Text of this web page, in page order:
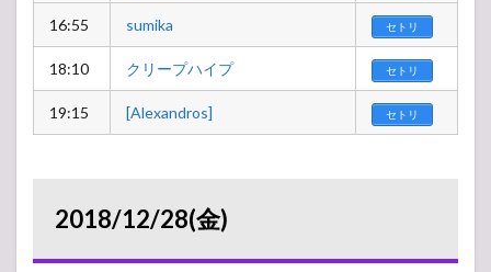
16:55 sumika セトリ
18:10 クリープハイプ セトリ
19:15 [Alexandros] セトリ
2018/12/28(金)